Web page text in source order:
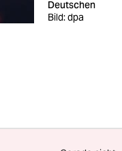
Deutschen
Bild: dpa